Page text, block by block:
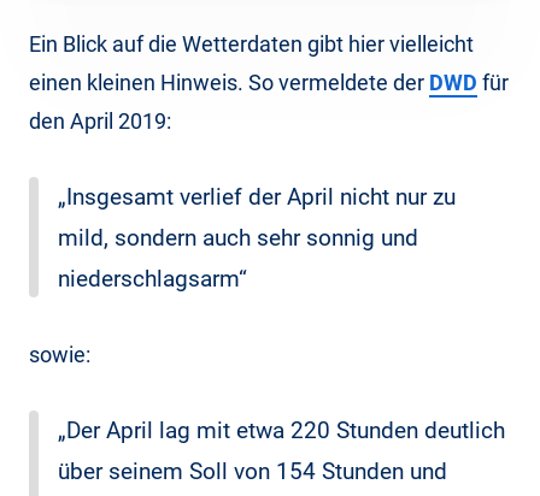
Ein Blick auf die Wetterdaten gibt hier vielleicht
einen kleinen Hinweis. So vermeldete der DWD für
den April 2019:
„Insgesamt verlief der April nicht nur zu
mild, sondern auch sehr sonnig und
niederschlagsarm“
sowie:
„Der April lag mit etwa 220 Stunden deutlich
über seinem Soll von 154 Stunden und